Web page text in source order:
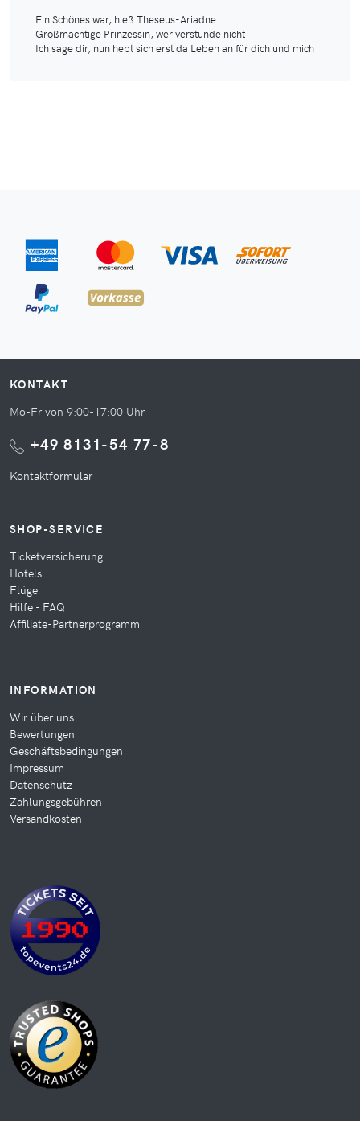
Ein Schönes war, hieß Theseus-Ariadne
Großmächtige Prinzessin, wer verstünde nicht
Ich sage dir, nun hebt sich erst da Leben an für dich und mich
KONTAKT
Mo-Fr von 9:00-17:00 Uhr
+49 8131-54 77-8
Kontaktformular
SHOP-SERVICE
Ticketversicherung
Hotels
Flüge
Hilfe - FAQ
Affiliate-Partnerprogramm
INFORMATION
Wir über uns
Bewertungen
Geschäftsbedingungen
Impressum
Datenschutz
Zahlungsgebühren
Versandkosten